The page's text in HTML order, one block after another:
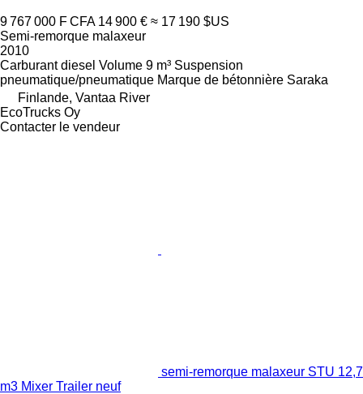
9 767 000 F CFA 14 900 € ≈ 17 190 $US
Semi-remorque malaxeur
2010
Carburant diesel Volume 9 m³ Suspension
pneumatique/pneumatique Marque de bétonnière Saraka
Finlande, Vantaa River
EcoTrucks Oy
Contacter le vendeur
semi-remorque malaxeur STU 12,7
m3 Mixer Trailer neuf